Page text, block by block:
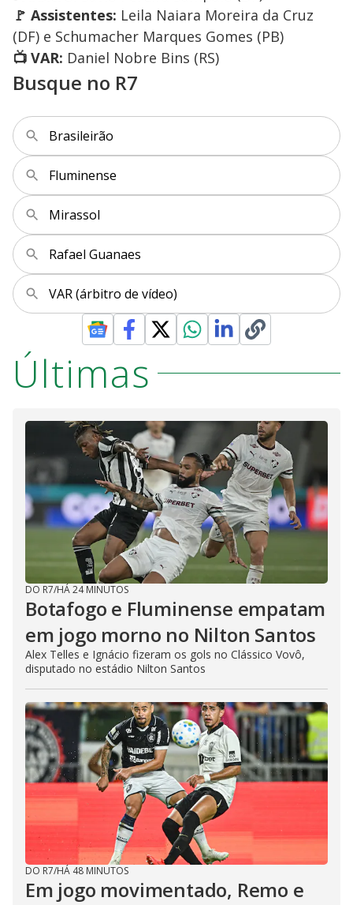
🚩 Assistentes: Leila Naiara Moreira da Cruz
(DF) e Schumacher Marques Gomes (PB)
📺 VAR: Daniel Nobre Bins (RS)
Busque no R7
Brasileirão
Fluminense
Mirassol
Rafael Guanaes
VAR (árbitro de vídeo)
Últimas
DO R7/HÁ 24 MINUTOS
Botafogo e Fluminense empatam
em jogo morno no Nilton Santos
Alex Telles e Ignácio fizeram os gols no Clássico Vovô,
disputado no estádio Nilton Santos
DO R7/HÁ 48 MINUTOS
Em jogo movimentado, Remo e